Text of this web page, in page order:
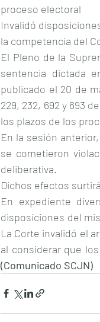
proceso electoral
Invalidó
la competencia del
El Pleno de la
sentencia dictada
publicado el 20 de
229, 232, 692 y 693
los plazos de los
En la sesión
se cometieron
deliberativa.
Dichos efectos
En expediente
disposiciones del
La Corte invalidó el
(Comunicado SCJN)